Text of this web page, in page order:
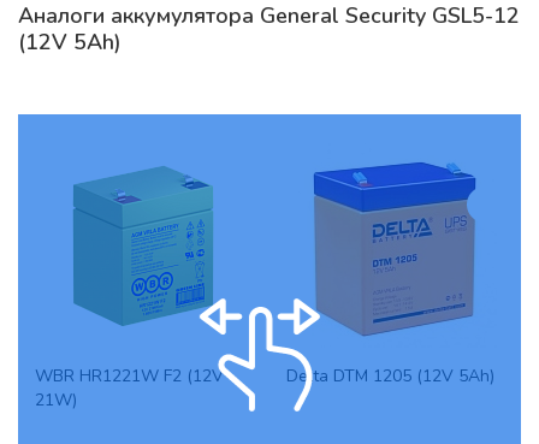
Аналоги аккумулятора General Security GSL5-12
(12V 5Ah)
WBR HR1221W F2 (12V
21W)
Delta DTM 1205 (12V 5Ah)